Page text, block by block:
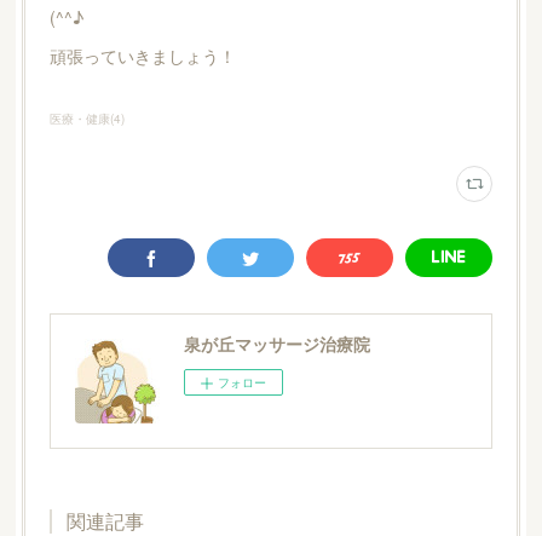
(^^♪
頑張っていきましょう！
医療・健康(4)
泉が丘マッサージ治療院
フォロー
関連記事